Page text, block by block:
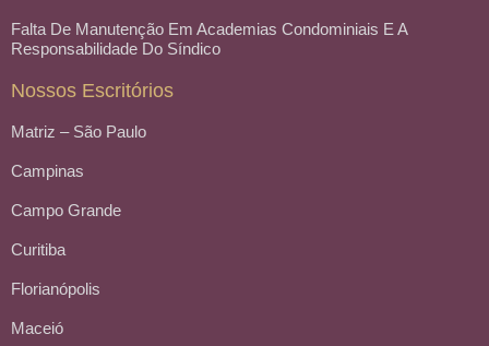
Falta De Manutenção Em Academias Condominiais E A
Responsabilidade Do Síndico
Nossos Escritórios
Matriz – São Paulo
Campinas
Campo Grande
Curitiba
Florianópolis
Maceió